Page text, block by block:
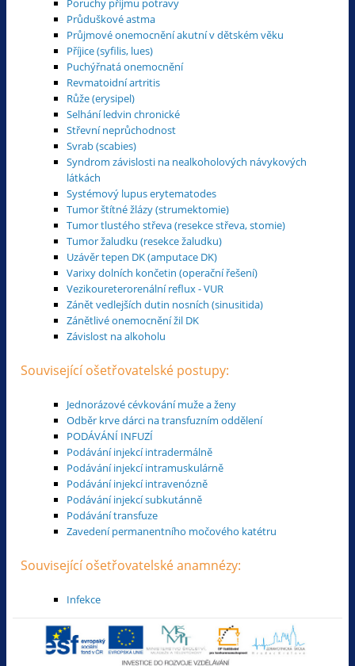
Poruchy přijmu potravy
Průduškové astma
Průjmové onemocnění akutní v dětském věku
Příjice (syfilis, lues)
Puchýřnatá onemocnění
Revmatoidní artritis
Růže (erysipel)
Selhání ledvin chronické
Střevní neprůchodnost
Svrab (scabies)
Syndrom závislosti na nealkoholových návykových
látkách
Systémový lupus erytematodes
Tumor štítné žlázy (strumektomie)
Tumor tlustého střeva (resekce střeva, stomie)
Tumor žaludku (resekce žaludku)
Uzávěr tepen DK (amputace DK)
Varixy dolních končetin (operační řešení)
Vezikoureterorenální reflux - VUR
Zánět vedlejších dutin nosních (sinusitida)
Zánětlivé onemocnění žil DK
Závislost na alkoholu
Související ošetřovatelské postupy:
Jednorázové cévkování muže a ženy
Odběr krve dárci na transfuzním oddělení
PODÁVÁNÍ INFUZÍ
Podávání injekcí intradermálně
Podávání injekcí intramuskulárně
Podávání injekcí intravenózně
Podávání injekcí subkutánně
Podávání transfuze
Zavedení permanentního močového katétru
Související ošetřovatelské anamnézy:
Infekce